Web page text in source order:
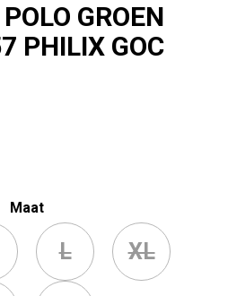
GROEN
PHILIX GOC
Maat
L XL